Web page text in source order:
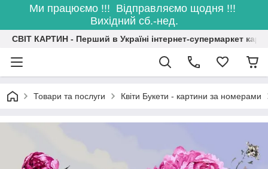
Ми працюємо !!! Відправляємо щодня !!!
Вихідний сб.-нед.
СВІТ КАРТИН - Перший в Україні інтернет-супермаркет
Товари та послуги Квіти Букети - картини за номерами